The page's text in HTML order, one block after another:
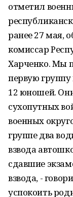
отметил
ранее 27 мая,
комиссар
Харченко. Мы
первую группу
12 юношей.
сухопутных
военных
группе два
взвода
сдавшие
взвода, -
успокоить